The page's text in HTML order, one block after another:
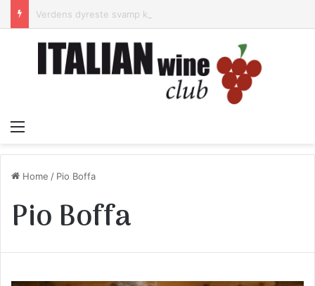
Home / Pio Boffa
Pio Boffa